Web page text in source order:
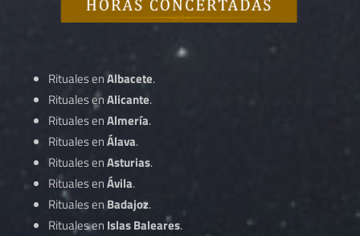
Rituales enAlbacete.
Rituales enAlicante.
Rituales enAlmería.
Rituales enÁlava.
Rituales enAsturias.
Rituales enÁvila.
Rituales en Badajoz.
Rituales en Islas Baleares.